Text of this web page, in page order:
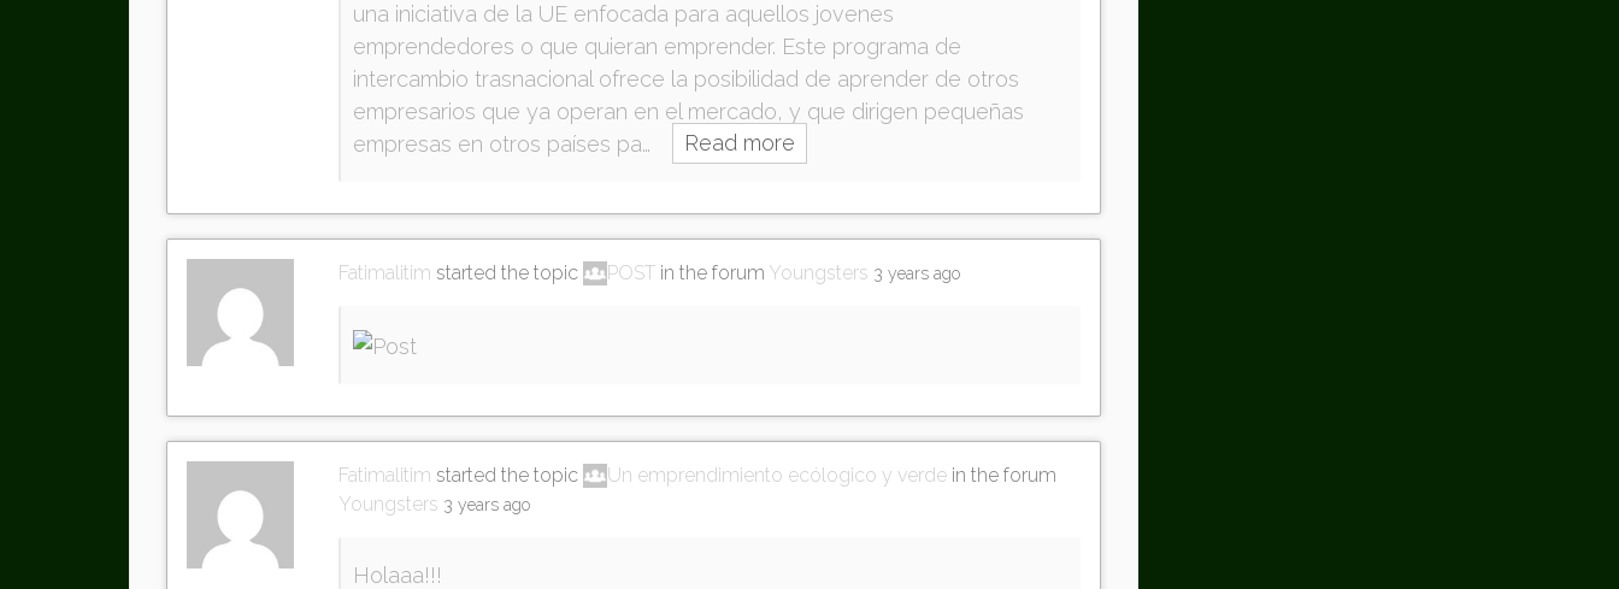
una iniciativa de la UE enfocada para aquellos jovenes
emprendedores o que quieran emprender. Este programa de
intercambio trasnacional ofrece la posibilidad de aprender de otros
empresarios que ya operan en el mercado, y que dirigen pequeñas
empresas en otros países pa…
Read more
Fatimalitim started the topic POST in the forum Youngsters 3 years ago
Fatimalitim started the topic Un emprendimiento ecólogico y verde in the forum
Youngsters 3 years ago
Holaaa!!!